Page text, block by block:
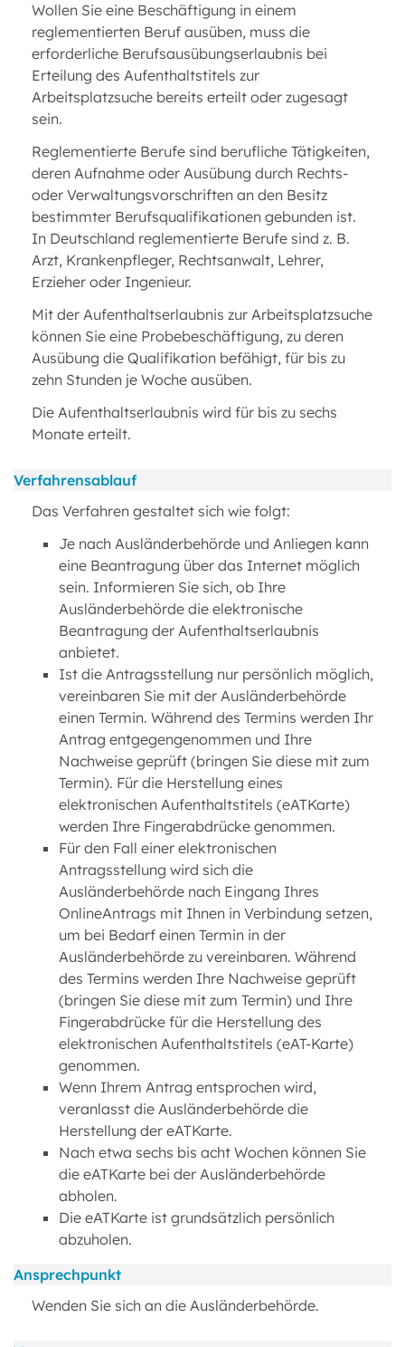
Wollen Sie eine Beschäftigung in einem
reglementierten Beruf ausüben, muss die
erforderliche Berufsausübungserlaubnis bei
Erteilung des Aufenthaltstitels zur
Arbeitsplatzsuche bereits erteilt oder zugesagt
sein.
Reglementierte Berufe sind berufliche Tätigkeiten,
deren Aufnahme oder Ausübung durch Rechts-
oder Verwaltungsvorschriften an den Besitz
bestimmter Berufsqualifikationen gebunden ist.
In Deutschland reglementierte Berufe sind z. B.
Arzt, Krankenpfleger, Rechtsanwalt, Lehrer,
Erzieher oder Ingenieur.
Mit der Aufenthaltserlaubnis zur Arbeitsplatzsuche
können Sie eine Probebeschäftigung, zu deren
Ausübung die Qualifikation befähigt, für bis zu
zehn Stunden je Woche ausüben.
Die Aufenthaltserlaubnis wird für bis zu sechs
Monate erteilt.
Verfahrensablauf
Das Verfahren gestaltet sich wie folgt:
Je nach Ausländerbehörde und Anliegen kann
eine Beantragung über das Internet möglich
sein. Informieren Sie sich, ob Ihre
Ausländerbehörde die elektronische
Beantragung der Aufenthaltserlaubnis
anbietet.
Ist die Antragsstellung nur persönlich möglich,
vereinbaren Sie mit der Ausländerbehörde
einen Termin. Während des Termins werden Ihr
Antrag entgegengenommen und Ihre
Nachweise geprüft (bringen Sie diese mit zum
Termin). Für die Herstellung eines
elektronischen Aufenthaltstitels (eATKarte)
werden Ihre Fingerabdrücke genommen.
Für den Fall einer elektronischen
Antragsstellung wird sich die
Ausländerbehörde nach Eingang Ihres
OnlineAntrags mit Ihnen in Verbindung setzen,
um bei Bedarf einen Termin in der
Ausländerbehörde zu vereinbaren. Während
des Termins werden Ihre Nachweise geprüft
(bringen Sie diese mit zum Termin) und Ihre
Fingerabdrücke für die Herstellung des
elektronischen Aufenthaltstitels (eAT-Karte)
genommen.
Wenn Ihrem Antrag entsprochen wird,
veranlasst die Ausländerbehörde die
Herstellung der eATKarte.
Nach etwa sechs bis acht Wochen können Sie
die eATKarte bei der Ausländerbehörde
abholen.
Die eATKarte ist grundsätzlich persönlich
abzuholen.
Ansprechpunkt
Wenden Sie sich an die Ausländerbehörde.